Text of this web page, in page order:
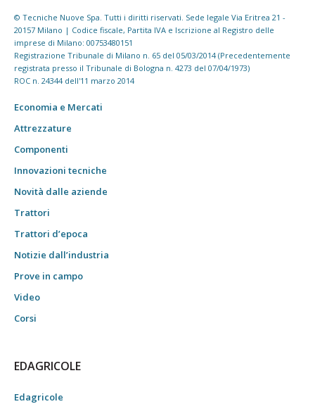
© Tecniche Nuove Spa. Tutti i diritti riservati. Sede legale Via Eritrea 21 -
20157 Milano | Codice fiscale, Partita IVA e Iscrizione al Registro delle
imprese di Milano: 00753480151
Registrazione Tribunale di Milano n. 65 del 05/03/2014 (Precedentemente
registrata presso il Tribunale di Bologna n. 4273 del 07/04/1973)
ROC n. 24344 dell'11 marzo 2014
Economia e Mercati
Attrezzature
Componenti
Innovazioni tecniche
Novità dalle aziende
Trattori
Trattori d’epoca
Notizie dall’industria
Prove in campo
Video
Corsi
EDAGRICOLE
Edagricole